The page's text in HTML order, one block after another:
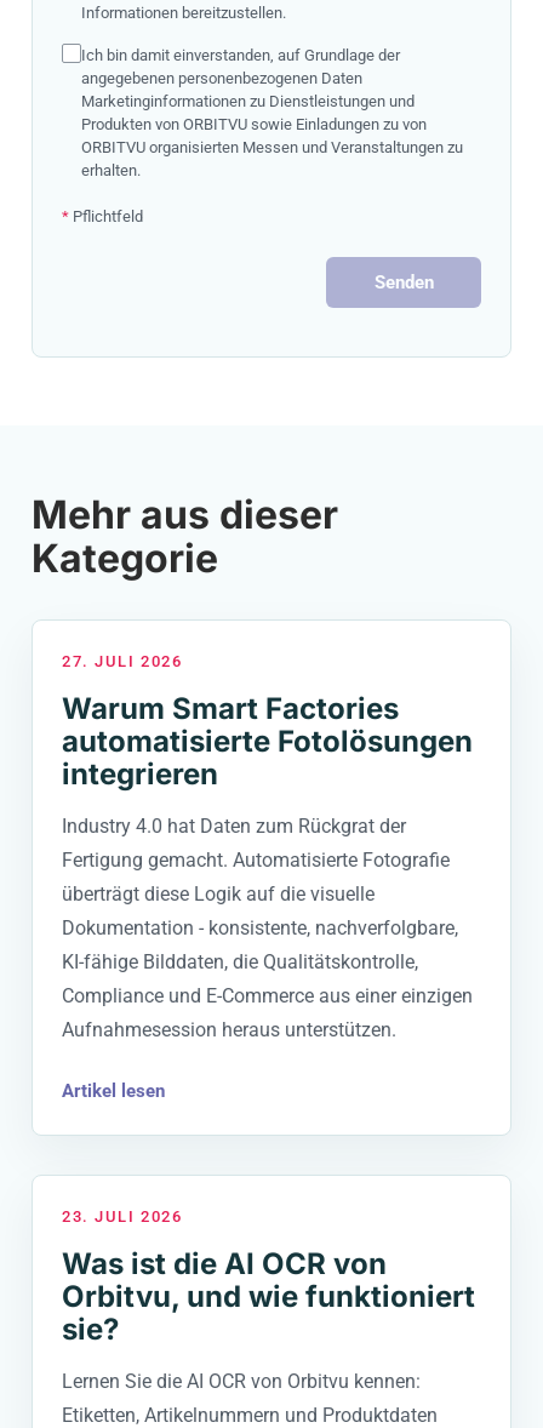
Informationen bereitzustellen.
Ich bin damit einverstanden, auf Grundlage der
angegebenen personenbezogenen Daten
Marketinginformationen zu Dienstleistungen und
Produkten von ORBITVU sowie Einladungen zu von
ORBITVU organisierten Messen und Veranstaltungen zu
erhalten.
* Pflichtfeld
Senden
Mehr aus dieser
Kategorie
27. JULI 2026
Warum Smart Factories
automatisierte Fotolösungen
integrieren
Industry 4.0 hat Daten zum Rückgrat der
Fertigung gemacht. Automatisierte Fotografie
überträgt diese Logik auf die visuelle
Dokumentation - konsistente, nachverfolgbare,
KI-fähige Bilddaten, die Qualitätskontrolle,
Compliance und E-Commerce aus einer einzigen
Aufnahmesession heraus unterstützen.
Artikel lesen
23. JULI 2026
Was ist die AI OCR von
Orbitvu, und wie funktioniert
sie?
Lernen Sie die AI OCR von Orbitvu kennen:
Etiketten, Artikelnummern und Produktdaten